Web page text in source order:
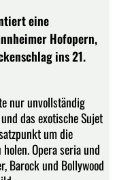
eine
Hofopern,
ins 21.
nur unvollständig
das exotische Sujet
um die
Opera seria und
Barock und Bollywood